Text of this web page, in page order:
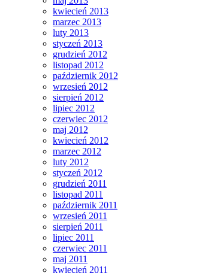
kwiecień 2013
marzec 2013
luty 2013
styczeń 2013
grudzień 2012
listopad 2012
październik 2012
wrzesień 2012
sierpień 2012
lipiec 2012
czerwiec 2012
maj 2012
kwiecień 2012
marzec 2012
luty 2012
styczeń 2012
grudzień 2011
listopad 2011
październik 2011
wrzesień 2011
sierpień 2011
lipiec 2011
czerwiec 2011
maj 2011
kwiecień 2011